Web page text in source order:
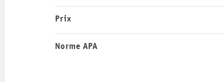
Prix
Norme APA